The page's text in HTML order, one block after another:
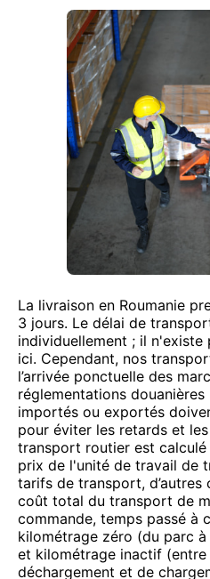
La livraison en Roumanie
3 jours. Le délai de
individuellement ; il
ici. Cependant, nos
l’arrivée ponctuelle des
réglementations
importés ou exportés
pour éviter les retards et
transport routier est
prix de l'unité de travail de
tarifs de transport,
coût total du transport de
commande, temps passé à
kilométrage zéro (du parc
et kilométrage inactif
déchargement et de